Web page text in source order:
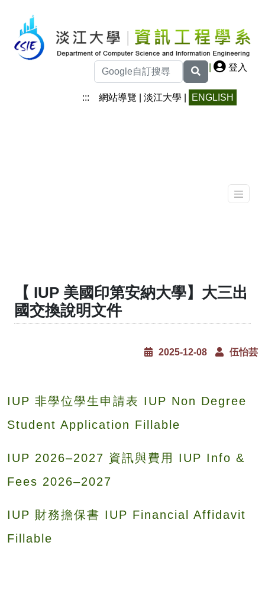
| 登入
::: 網站導覽 淡江大學 ENGLISH
【 IUP 美國印第安納大學】大三出
國交換說明文件
2025-12-08 伍怡芸
IUP 非學位學生申請表 IUP Non Degree
Student Application Fillable
IUP 2026–2027 資訊與費用 IUP Info &
Fees 2026–2027
IUP 財務擔保書 IUP Financial Affidavit
Fillable